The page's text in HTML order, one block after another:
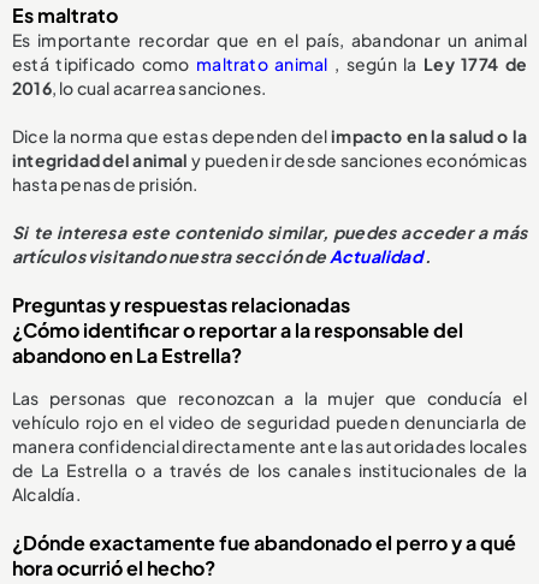
Es maltrato
Es importante recordar que en el país, abandonar un animal
está tipificado como maltrato animal , según la Ley 1774 de
2016, lo cual acarrea sanciones.
Dice la norma que estas dependen delimpacto en la salud o la
integridad del animal y pueden ir desde sanciones económicas
hasta penas de prisión.
Si te interesa este contenido similar, puedes acceder a más
artículos visitando nuestra sección deActualidad.
Preguntas y respuestas relacionadas
¿Cómo identificar o reportar a la responsable del
abandono en La Estrella?
Las personas que reconozcan a la mujer que conducía el
vehículo rojo en el video de seguridad pueden denunciarla de
manera confidencial directamente ante las autoridades locales
de La Estrella o a través de los canales institucionales de la
Alcaldía.
¿Dónde exactamente fue abandonado el perro y a qué
hora ocurrió el hecho?